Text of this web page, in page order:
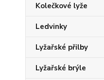
Kolečkové lyže
Ledvinky
Lyžařské přilby
Lyžařské brýle